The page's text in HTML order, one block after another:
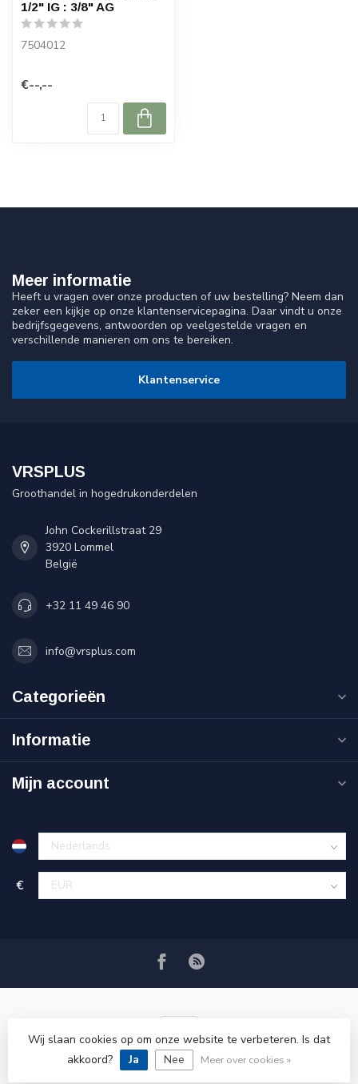
1/2" IG : 3/8" AG
7504012
€--,--
Meer informatie
Heeft u vragen over onze producten of uw bestelling? Neem dan
zeker een kijkje op onze klantenservicepagina. Daar vindt u onze
bedrijfsgegevens, antwoorden op veelgestelde vragen en
verschillende manieren om ons te bereiken.
Klantenservice
VRSPLUS
Groothandel in hogedrukonderdelen
John Cockerillstraat 29
3920 Lommel
België
+32 11 49 46 90
info@vrsplus.com
Categorieën
Informatie
Mijn account
€
© Copyright 2026 VRSPLUS
Wij slaan cookies op om onze website te verbeteren. Is dat
akkoord?
Ja Nee Meer over cookies »